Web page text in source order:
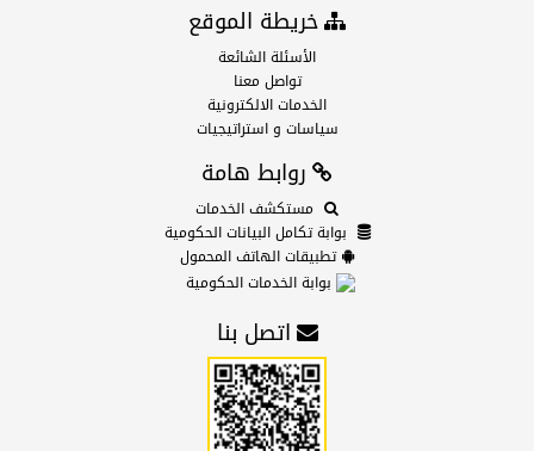
خريطة الموقع
الأسئلة الشائعة
تواصل معنا
الخدمات الالكترونية
سياسات و استراتيجيات
روابط هامة
مستكشف الخدمات
بوابة تكامل البيانات الحكومية
تطبيقات الهاتف المحمول
بوابة الخدمات الحكومية
اتصل بنا